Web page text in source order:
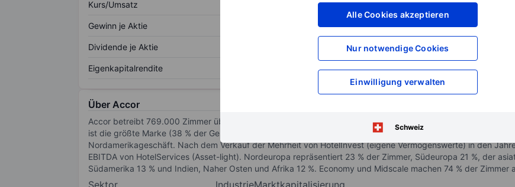
Alle Cookies akzeptieren
Nur notwendige Cookies
Einwilligung verwalten
Schweiz
Kurs/Umsatz XXXXXXX
Gewinn je Aktie XXXXXXX
Dividende je Aktie XXXXXXX
Eigenkapitalrendite XXXXXXX
Konto eröffnenum Zugriff auf
Über Accor
Accor betreibt 769.000 Zimmer über mehr als 30 Marken, die das Economy- bis Luxussegment abdecken
ist die größte Marke (38 % der Gesamtzimmer Ende 2020), gefolgt von Novotel (14 %) und Mercure (15 %).
Nordamerikageschäft. Nach dem Verkauf der Mehrheit von HotelInvest (eigene Vermögenswerte) in den
EBITDA von HotelServices (Asset-light). Nordeuropa repräsentiert 23 % der Zimmer, Südeuropa 21 %, der
Südamerika 13 % und Indien, Naher Osten und Afrika 12 %. Economy und Midscale machen 74 % der Zimmer